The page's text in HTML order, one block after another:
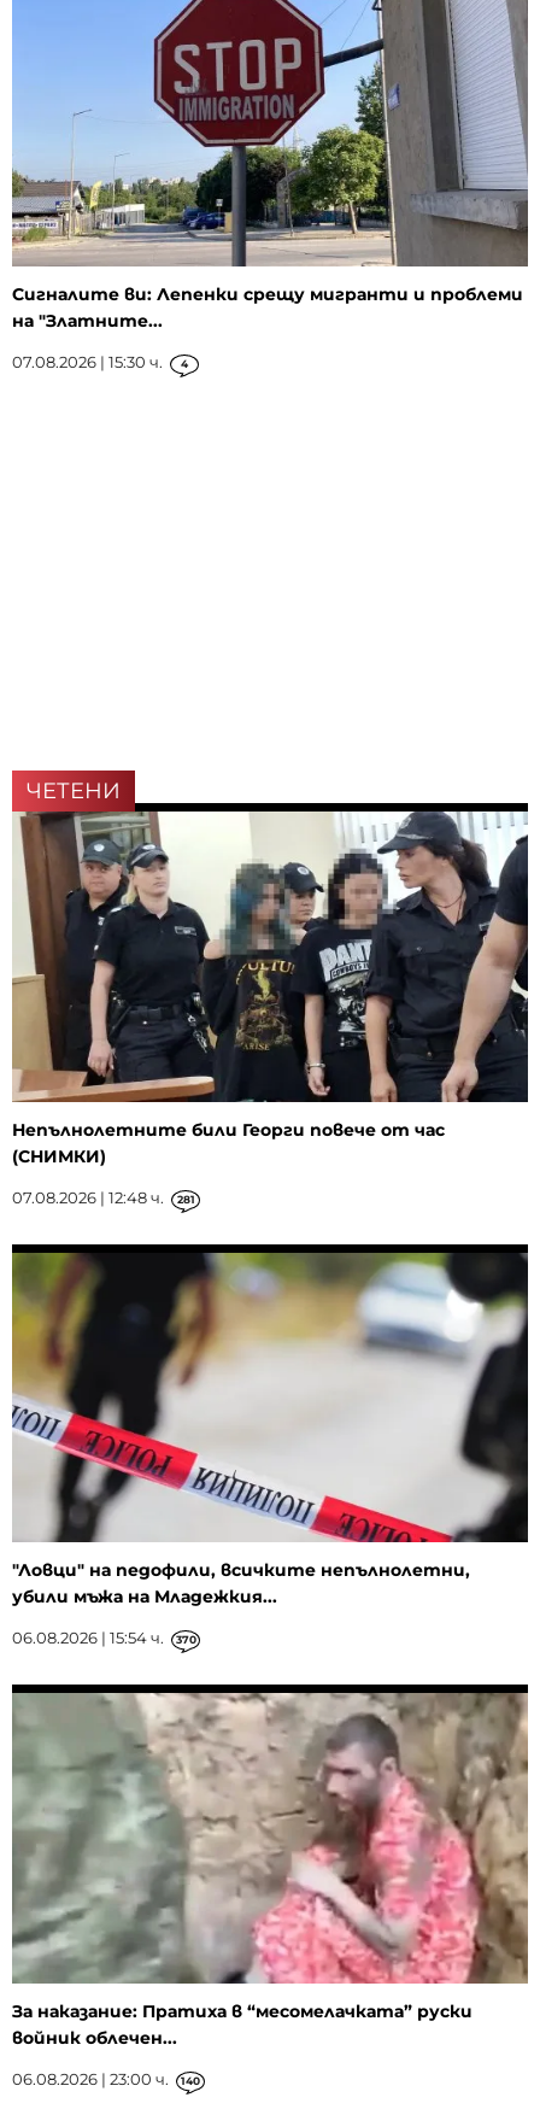
Сигналите ви: Лепенки срещу мигранти и проблеми
на "Златните...
07.08.2026 | 15:30 ч. 4
ЧЕТЕНИ
Непълнолетните били Георги повече от час
(СНИМКИ)
07.08.2026 | 12:48 ч. 281
"Ловци" на педофили, всичките непълнолетни,
убили мъжа на Младежкия...
06.08.2026 | 15:54 ч. 370
За наказание: Пратиха в “месомелачката” руски
войник облечен...
06.08.2026 | 23:00 ч. 140